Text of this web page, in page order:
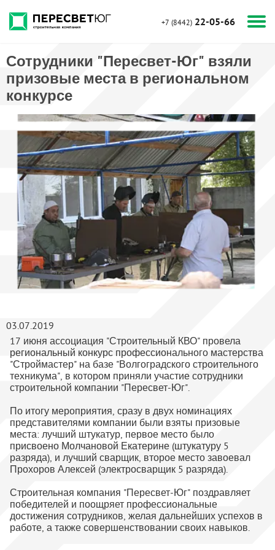
+7 (8442) 22-05-66
Сотрудники "Пересвет-Юг" взяли
призовые места в региональном
конкурсе
03.07.2019
17 июня ассоциация "Строительный КВО" провела
региональный конкурс профессионального мастерства
"Строймастер" на базе "Волгоградского строительного
техникума", в котором приняли участие сотрудники
строительной компании "Пересвет-Юг".
По итогу мероприятия, сразу в двух номинациях
представителями компании были взяты призовые
места: лучший штукатур, первое место было
присвоено Молчановой Екатерине (штукатуру 5
разряда), и лучший сварщик, второе место завоевал
Прохоров Алексей (электросварщик 5 разряда).
Строительная компания "Пересвет-Юг" поздравляет
победителей и поощряет профессиональные
достижения сотрудников, желая дальнейших успехов в
работе, а также совершенствовании своих навыков.